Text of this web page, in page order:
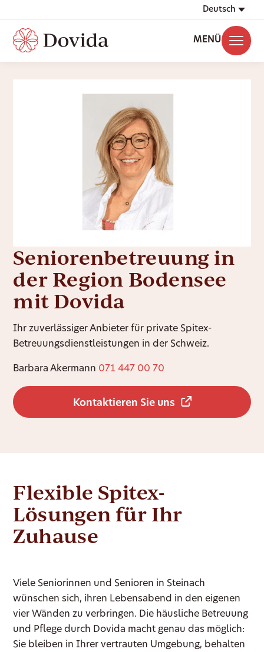
Deutsch
MENÜ
Seniorenbetreuung in
der Region Bodensee
mit Dovida
Ihr zuverlässiger Anbieter für private Spitex-
Betreuungsdienstleistungen in der Schweiz.
Barbara Akermann 071 447 00 70
Kontaktieren Sie uns
Flexible Spitex-
Lösungen für Ihr
Zuhause
Viele Seniorinnen und Senioren in Steinach
wünschen sich, ihren Lebensabend in den eigenen
vier Wänden zu verbringen. Die häusliche Betreuung
und Pflege durch Dovida macht genau das möglich:
Sie bleiben in Ihrer vertrauten Umgebung, behalten